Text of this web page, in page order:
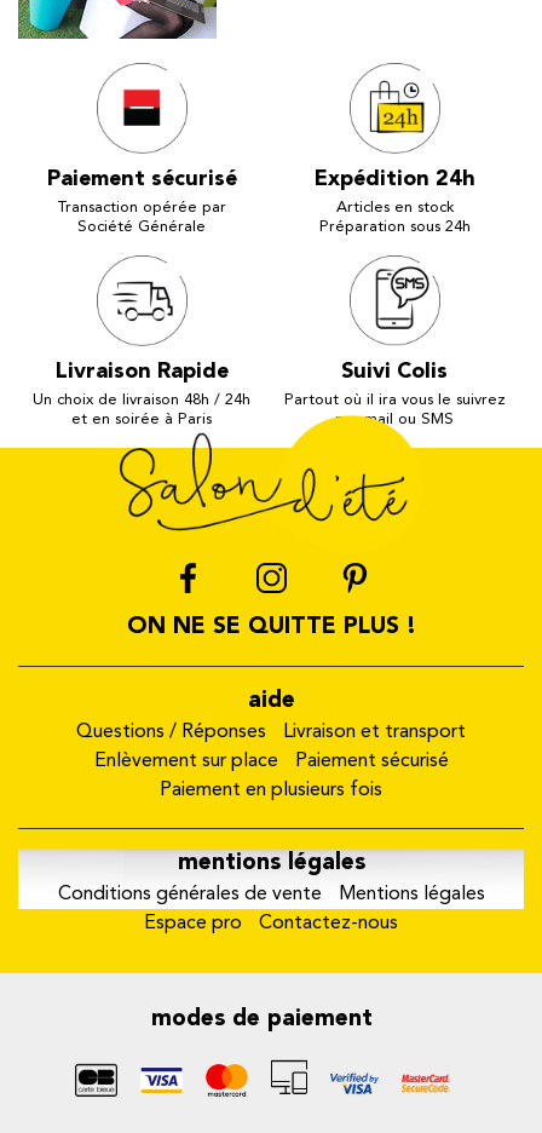
Paiement sécurisé
Transaction opérée par
Société Générale
Expédition 24h
Articles en stock
Préparation sous 24h
Livraison Rapide
Un choix de livraison 48h / 24h
et en soirée à Paris
Suivi Colis
Partout où il ira vous le suivrez
par mail ou SMS
ON NE SE QUITTE PLUS !
aide
Questions / Réponses
Livraison et transport
Enlèvement sur place
Paiement sécurisé
Paiement en plusieurs fois
mentions légales
Conditions générales de vente
Mentions légales
Espace pro
Contactez-nous
modes de paiement